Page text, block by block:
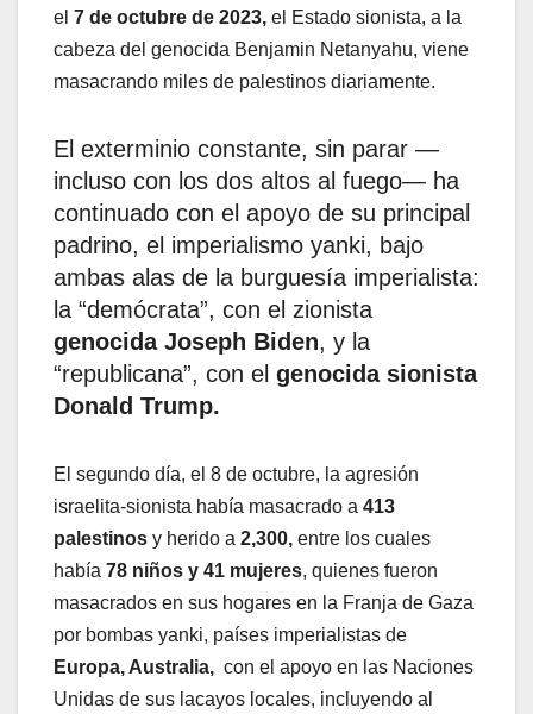
el 7 de octubre de 2023, el Estado sionista, a la
cabeza del genocida Benjamin Netanyahu, viene
masacrando miles de palestinos diariamente.
El exterminio constante, sin parar —
incluso con los dos altos al fuego— ha
continuado con el apoyo de su principal
padrino, el imperialismo yanki, bajo
ambas alas de la burguesía imperialista:
la “demócrata”, con el zionista
genocida Joseph Biden, y la
“republicana”, con el genocida sionista
Donald Trump.
El segundo día, el 8 de octubre, la agresión
israelita-sionista había masacrado a 413
palestinos y herido a 2,300, entre los cuales
había 78 niños y 41 mujeres, quienes fueron
masacrados en sus hogares en la Franja de Gaza
por bombas yanki, países imperialistas de
Europa, Australia, con el apoyo en las Naciones
Unidas de sus lacayos locales, incluyendo al